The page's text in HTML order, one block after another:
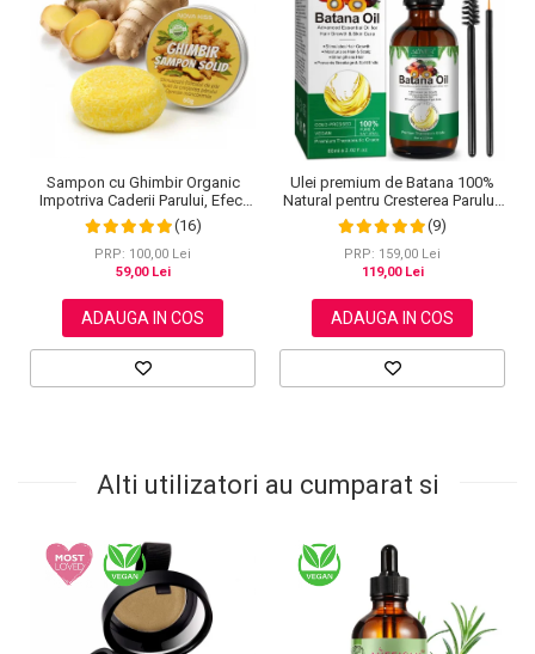
Sampon cu Ghimbir Organic
Impotriva Caderii Parului, Efect
Regenerator, 100% Natural,
NOVA KISS® 60 g
(16)
PRP: 100,00 Lei
59,00 Lei
ADAUGA IN COS
Ulei premium de Batana 100%
Natural pentru Cresterea Parului,
Tratarea scalpului, Ingrijirea
Tenului, Genelor si Sprancenelor,
Aliver 60 ml
(9)
PRP: 159,00 Lei
119,00 Lei
ADAUGA IN COS
Alti utilizatori au cumparat si